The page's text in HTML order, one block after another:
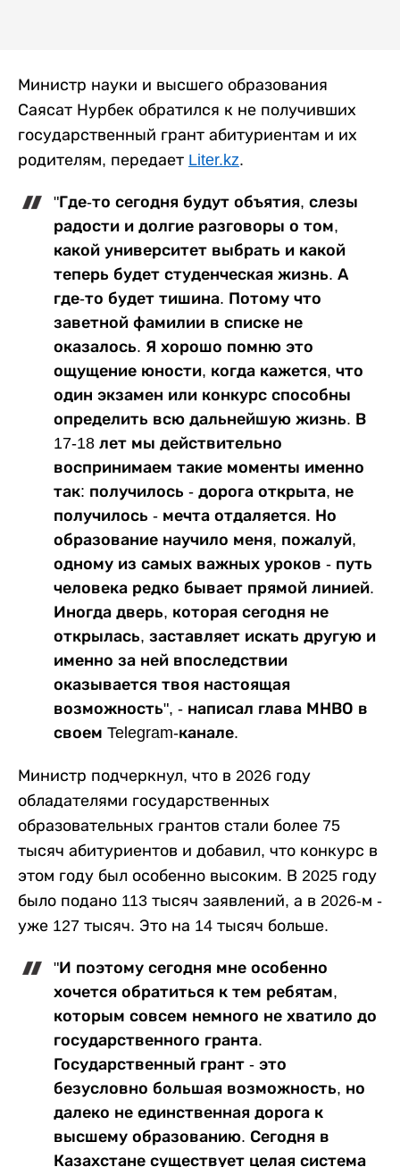
Министр науки и высшего образования
Саясат Нурбек обратился к не получивших
государственный грант абитуриентам и их
родителям, передает Liter.kz.
"Где-то сегодня будут объятия, слезы
радости и долгие разговоры о том,
какой университет выбрать и какой
теперь будет студенческая жизнь. А
где-то будет тишина. Потому что
заветной фамилии в списке не
оказалось. Я хорошо помню это
ощущение юности, когда кажется, что
один экзамен или конкурс способны
определить всю дальнейшую жизнь. В
17-18 лет мы действительно
воспринимаем такие моменты именно
так: получилось - дорога открыта, не
получилось - мечта отдаляется. Но
образование научило меня, пожалуй,
одному из самых важных уроков - путь
человека редко бывает прямой линией.
Иногда дверь, которая сегодня не
открылась, заставляет искать другую и
именно за ней впоследствии
оказывается твоя настоящая
возможность", - написал глава МНВО в
своем Telegram-канале.
Министр подчеркнул, что в 2026 году
обладателями государственных
образовательных грантов стали более 75
тысяч абитуриентов и добавил, что конкурс в
этом году был особенно высоким. В 2025 году
было подано 113 тысяч заявлений, а в 2026-м -
уже 127 тысяч. Это на 14 тысяч больше.
"И поэтому сегодня мне особенно
хочется обратиться к тем ребятам,
которым совсем немного не хватило до
государственного гранта.
Государственный грант - это
безусловно большая возможность, но
далеко не единственная дорога к
высшему образованию. Сегодня в
Казахстане существует целая система